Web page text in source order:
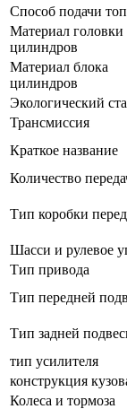
Способ подачи
Материал головки
цилиндров
Материал блока
цилиндров
Экологический
Трансмиссия
Краткое название
Количество
Тип коробки
Шасси и рулевое
Тип привода
Тип передней
Тип задней
тип усилителя
конструкция
Колеса и тормоза